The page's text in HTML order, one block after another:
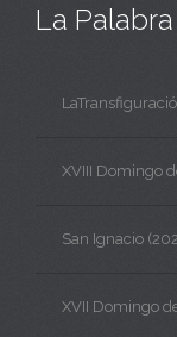
La Palabra
XVIII Domingo
San Ignacio
XVII Domingo